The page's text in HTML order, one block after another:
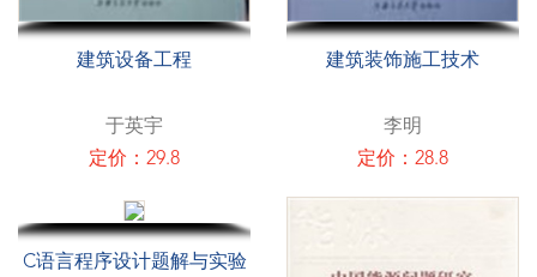
建筑设备工程
于英宇
定价：29.8
建筑装饰施工技术
李明
定价：28.8
C语言程序设计题解与实验